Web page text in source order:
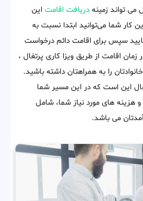
می تواند زمینه دریافت اقامت این
کار شما می‌توانید ابتدا نسبت به
سپس برای اقامت دائم درخواست
اقامت از طریق ویزا کاری پرتغال ،
را به همراهتان داشته باشید.
این است که در این مسیر شما
و هزینه های مورد نیاز شما، شامل
می باشد.